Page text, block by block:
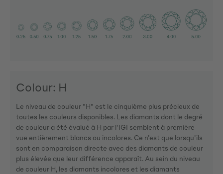
Colour: H
Le niveau de couleur "H" est le cinquième plus précieux de
toutes les couleurs disponibles. Les diamants dont le degré
de couleur a été évalué à H par l'IGI semblent à première
vue entièrement blancs ou incolores. Ce n'est que lorsqu'ils
sont en comparaison directe avec des diamants de couleur
plus élevée que leur différence apparaît. Au sein du niveau
de couleur H, les diamants incolores et les diamants